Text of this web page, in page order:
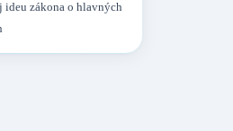
ideu zákona o hlavných